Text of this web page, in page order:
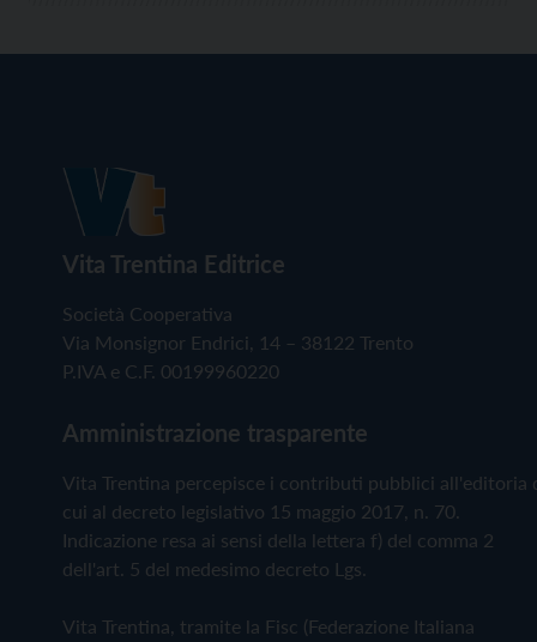
Vita Trentina Editrice
Società Cooperativa
Via Monsignor Endrici, 14 – 38122 Trento
P.IVA e C.F. 00199960220
Amministrazione trasparente
Vita Trentina percepisce i contributi pubblici all'editoria
cui al decreto legislativo 15 maggio 2017, n. 70.
Indicazione resa ai sensi della lettera f) del comma 2
dell'art. 5 del medesimo decreto Lgs.
Vita Trentina, tramite la Fisc (Federazione Italiana